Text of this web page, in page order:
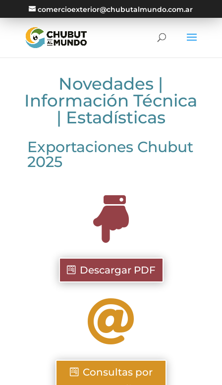
comercioexterior@chubutalmundo.com.ar
Novedades |
Información Técnica
| Estadísticas
Exportaciones Chubut
2025

Descargar PDF

Consultas por